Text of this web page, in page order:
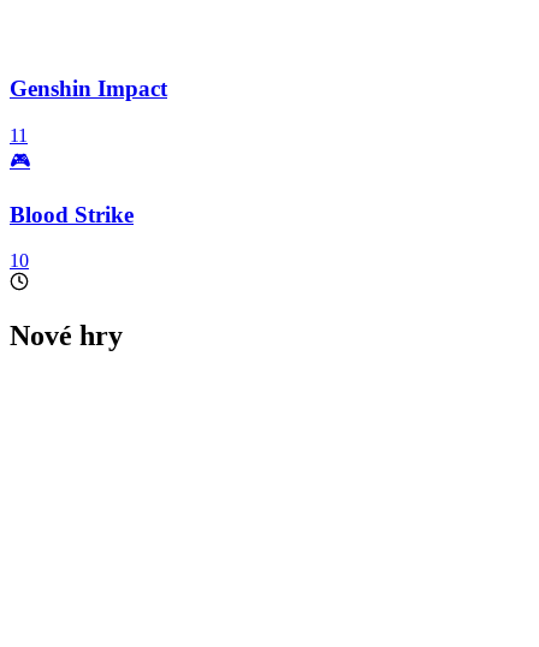
Genshin Impact
11
🎮
Blood Strike
10
Nové hry